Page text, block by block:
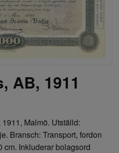
AB, 1911
Malmö. Utställd:
Bransch: Transport, fordon
cm. Inkluderar bolagsord